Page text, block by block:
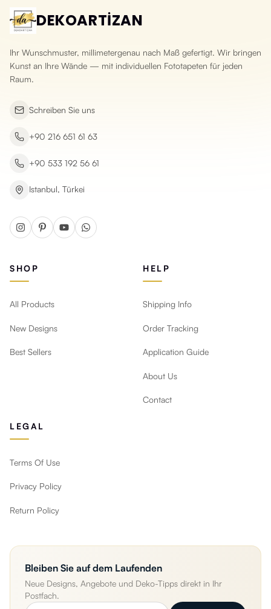
DEKOARTİZAN
Ihr Wunschmuster, millimetergenau nach Maß gefertigt. Wir bringen
Kunst an Ihre Wände — mit individuellen Fototapeten für jeden
Raum.
Schreiben Sie uns
+90 216 651 61 63
+90 533 192 56 61
Istanbul, Türkei
SHOP
All Products
New Designs
Best Sellers
HELP
Shipping Info
Order Tracking
Application Guide
About Us
Contact
LEGAL
Terms Of Use
Privacy Policy
Return Policy
Bleiben Sie auf dem Laufenden
Neue Designs, Angebote und Deko-Tipps direkt in Ihr
Postfach.